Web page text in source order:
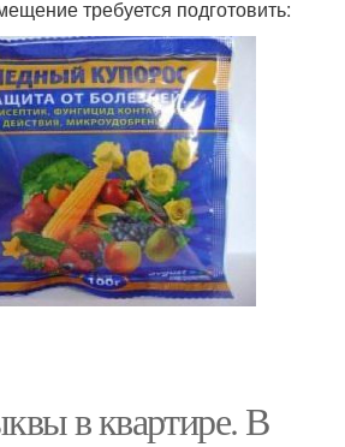
требуется подготовить:
в квартире. В